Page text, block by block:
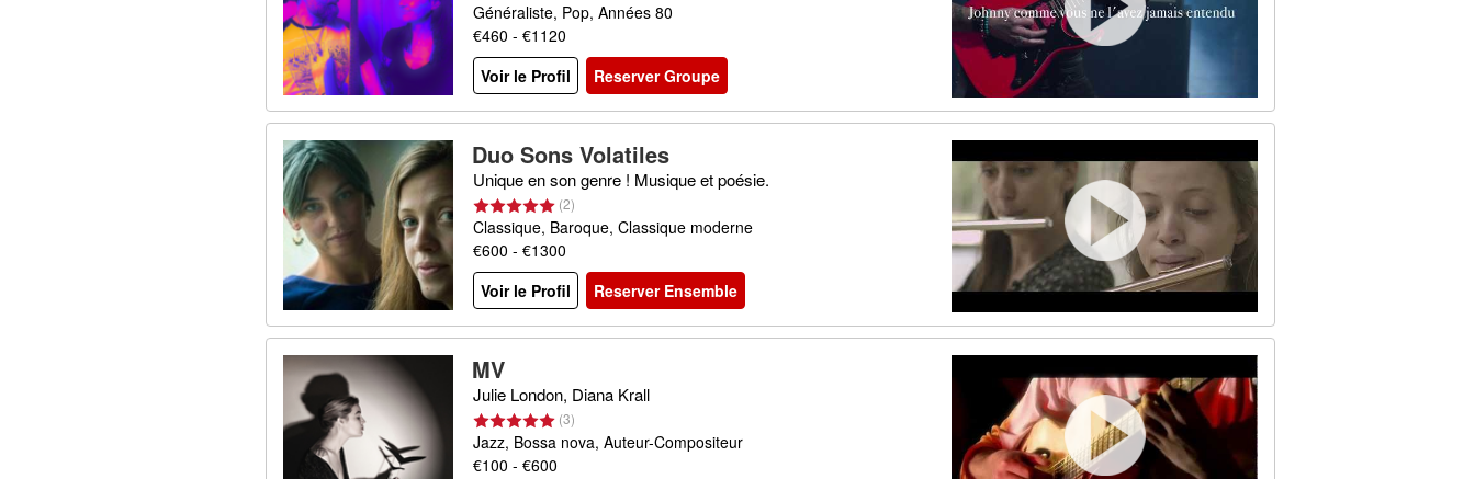
Généraliste, Pop, Années 80
€460 - €1120
Voir le Profil
Reserver Groupe
Duo Sons Volatiles
Unique en son genre ! Musique et poésie.
(2)
Classique, Baroque, Classique moderne
€600 - €1300
Voir le Profil
Reserver Ensemble
MV
Julie London, Diana Krall
(3)
Jazz, Bossa nova, Auteur-Compositeur
€100 - €600